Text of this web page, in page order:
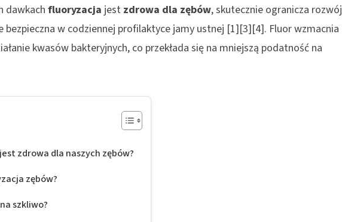
dawkach fluoryzacja jest zdrowa dla zębów, skutecznie ogranicza rozwój
bezpieczna w codziennej profilaktyce jamy ustnej [1][3][4]. Fluor wzmacnia
kwasów bakteryjnych, co przekłada się na mniejszą podatność na
zdrowa dla naszych zębów?
zębów?
szkliwo?